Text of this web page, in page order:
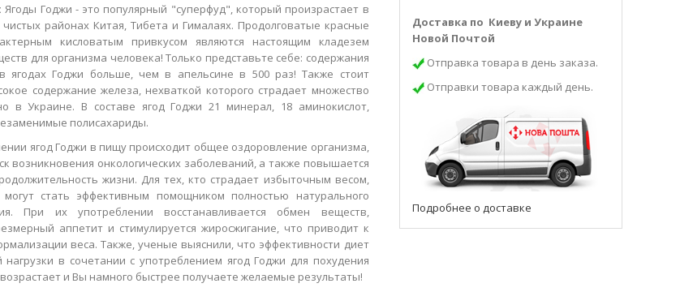
Ягоды Годжи - это популярный "суперфуд", который произрастает в
чистых районах Китая, Тибета и Гималаях. Продолговатые красные
кисловатым привкусом являются настоящим кладезем
для организма человека! Только представьте себе: содержания
ягодах Годжи больше, чем в апельсине в 500 раз! Также стоит
содержание железа, нехваткой которого страдает множество
в Украине. В составе ягод Годжи 21 минерал, 18 аминокислот,
полисахариды.
ягод Годжи в пищу происходит общее оздоровление организма,
возникновения онкологических заболеваний, а также повышается
жизни. Для тех, кто страдает избыточным весом,
стать эффективным помощником полностью натурального
При их употреблении восстанавливается обмен веществ,
аппетит и стимулируется жиросжигание, что приводит к
веса. Также, ученые выяснили, что эффективности диет
нагрузки в сочетании с употреблением ягод Годжи для похудения
и Вы намного быстрее получаете желаемые результаты!
Доставка по Киеву и Украине
Новой Почтой
Отправка товара в день заказа.
Отправки товара каждый день.
Подробнее о доставке